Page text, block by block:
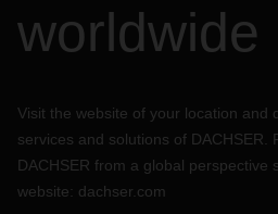
worldwide
Visit the website of your location and
services and solutions of DACHSER.
DACHSER from a global perspective
website: dachser.com